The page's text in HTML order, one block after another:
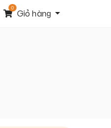
0 Giỏ hàng